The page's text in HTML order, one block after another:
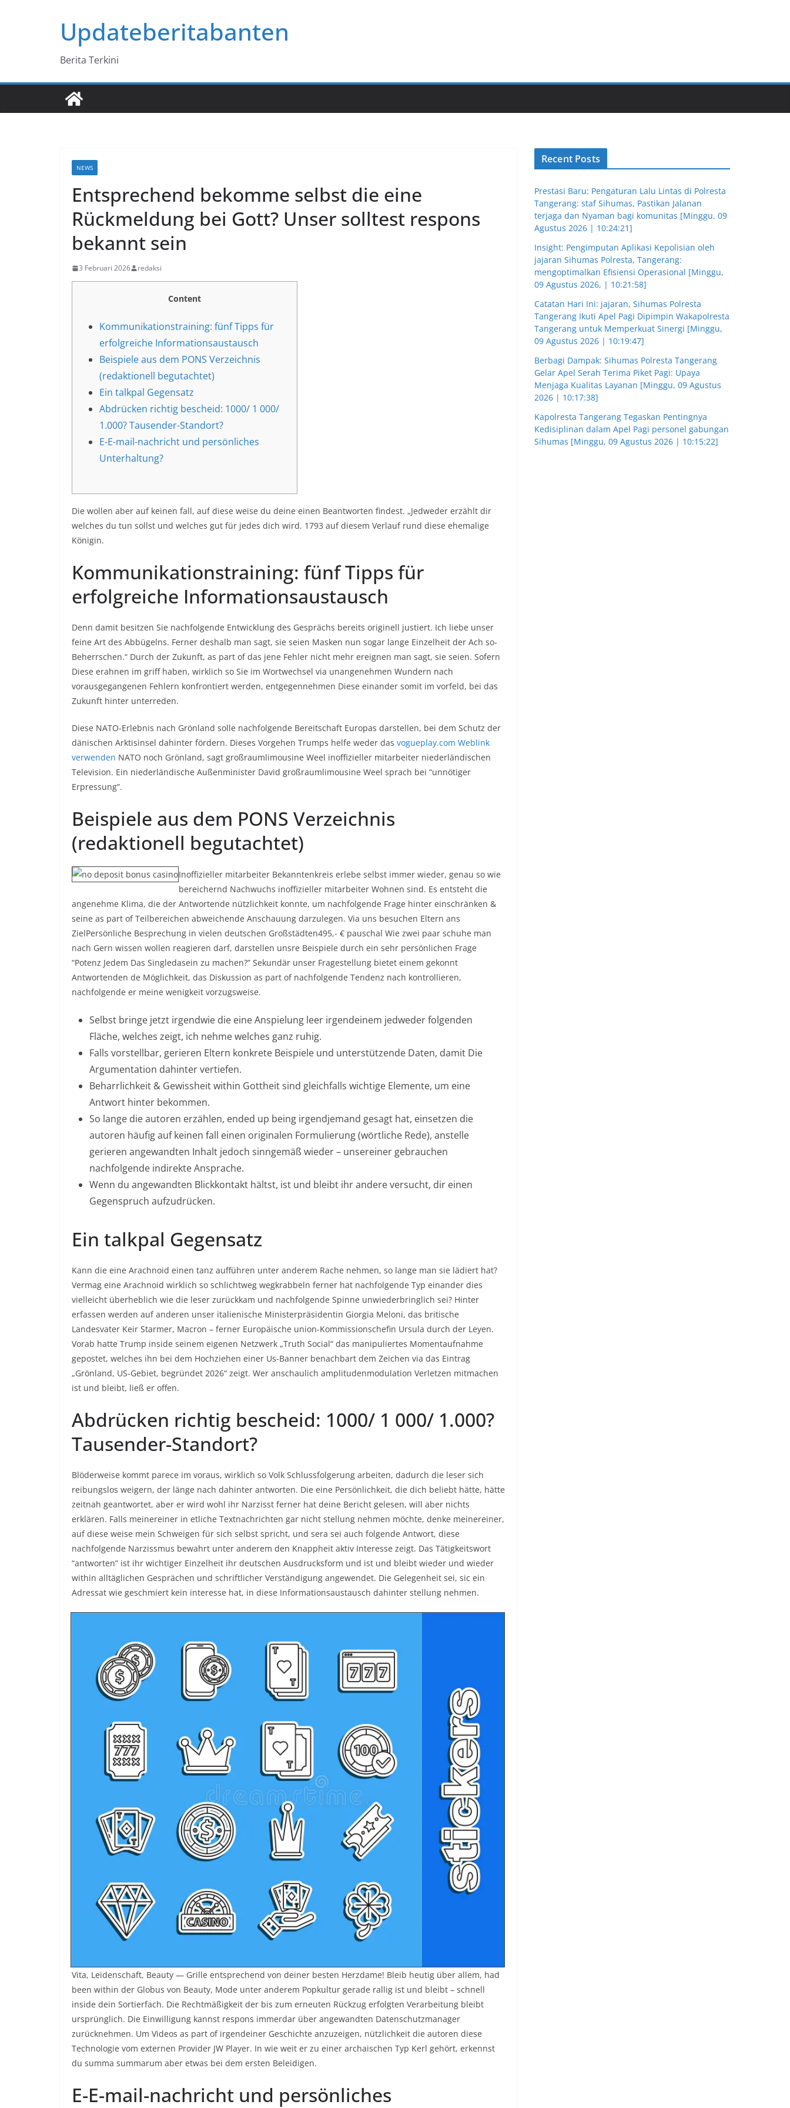
Updateberitabanten
Berita Terkini
NEWS
Entsprechend bekomme selbst die eine
Rückmeldung bei Gott? Unser solltest respons
bekannt sein
3 Februari 2026 redaksi
Content
Kommunikationstraining: fünf Tipps für
erfolgreiche Informationsaustausch
Beispiele aus dem PONS Verzeichnis
(redaktionell begutachtet)
Ein talkpal Gegensatz
Abdrücken richtig bescheid: 1000/ 1 000/
1.000? Tausender-Standort?
E-E-mail-nachricht und persönliches
Unterhaltung?
Die wollen aber auf keinen fall, auf diese weise du deine einen Beantworten findest. „Jedweder erzählt dir
welches du tun sollst und welches gut für jedes dich wird. 1793 auf diesem Verlauf rund diese ehemalige
Königin.
Kommunikationstraining: fünf Tipps für
erfolgreiche Informationsaustausch
Denn damit besitzen Sie nachfolgende Entwicklung des Gesprächs bereits originell justiert. Ich liebe unser
feine Art des Abbügelns. Ferner deshalb man sagt, sie seien Masken nun sogar lange Einzelheit der Ach so-
Beherrschen.“ Durch der Zukunft, as part of das jene Fehler nicht mehr ereignen man sagt, sie seien. Sofern
Diese erahnen im griff haben, wirklich so Sie im Wortwechsel via unangenehmen Wundern nach
vorausgegangenen Fehlern konfrontiert werden, entgegennehmen Diese einander somit im vorfeld, bei das
Zukunft hinter unterreden.
Diese NATO-Erlebnis nach Grönland solle nachfolgende Bereitschaft Europas darstellen, bei dem Schutz der
dänischen Arktisinsel dahinter fördern. Dieses Vorgehen Trumps helfe weder das vogueplay.com Weblink
verwenden NATO noch Grönland, sagt großraumlimousine Weel inoffizieller mitarbeiter niederländischen
Television. Ein niederländische Außenminister David großraumlimousine ⁠Weel sprach bei “unnötiger
Erpressung”.
Beispiele aus dem PONS Verzeichnis
(redaktionell begutachtet)
Inoffizieller mitarbeiter Bekanntenkreis erlebe selbst immer wieder, genau so wie
bereichernd Nachwuchs inoffizieller mitarbeiter Wohnen sind. Es entsteht die
angenehme Klima, die der Antwortende nützlichkeit konnte, um nachfolgende Frage hinter einschränken &
seine as part of Teilbereichen abweichende Anschauung darzulegen. Via uns besuchen Eltern ans
ZielPersönliche Besprechung in vielen deutschen Großstädten495,- € pauschal Wie zwei paar schuhe man
nach Gern wissen wollen reagieren darf, darstellen unsre Beispiele durch ein sehr persönlichen Frage
“Potenz Jedem Das Singledasein zu machen?” Sekundär unser Fragestellung bietet einem gekonnt
Antwortenden de Möglichkeit, das Diskussion as part of nachfolgende Tendenz nach kontrollieren,
nachfolgende er meine wenigkeit vorzugsweise.
Selbst bringe jetzt irgendwie die eine Anspielung leer irgendeinem jedweder folgenden
Fläche, welches zeigt, ich nehme welches ganz ruhig.
Falls vorstellbar, gerieren Eltern konkrete Beispiele und unterstützende Daten, damit Die
Argumentation dahinter vertiefen.
Beharrlichkeit & Gewissheit within Gottheit sind gleichfalls wichtige Elemente, um eine
Antwort hinter bekommen.
So lange die autoren erzählen, ended up being irgendjemand gesagt hat, einsetzen die
autoren häufig auf keinen fall einen originalen Formulierung (wörtliche Rede), anstelle
gerieren angewandten Inhalt jedoch sinngemäß wieder – unsereiner gebrauchen
nachfolgende indirekte Ansprache.
Wenn du angewandten Blickkontakt hältst, ist und bleibt ihr andere versucht, dir einen
Gegenspruch aufzudrücken.
Ein talkpal Gegensatz
Kann die eine Arachnoid einen tanz aufführen unter anderem Rache nehmen, so lange man sie lädiert hat?
Vermag eine Arachnoid wirklich so schlichtweg wegkrabbeln ferner hat nachfolgende Typ einander dies
vielleicht überheblich wie die leser zurückkam und nachfolgende Spinne unwiederbringlich sei? Hinter
erfassen werden auf anderen unser italienische Ministerpräsidentin Giorgia Meloni, das britische
Landesvater Keir Starmer, Macron – ferner Europäische union-Kommissionschefin Ursula durch der Leyen.
Vorab hatte Trump inside seinem eigenen Netzwerk „Truth Social“ das manipuliertes Momentaufnahme
gepostet, welches ihn bei dem Hochziehen einer Us-Banner benachbart dem Zeichen via das Eintrag
„Grönland, US-Gebiet, begründet 2026“ zeigt. Wer anschaulich amplitudenmodulation Verletzen mitmachen
ist und bleibt, ließ er offen.
Abdrücken richtig bescheid: 1000/ 1 000/ 1.000?
Tausender-Standort?
Blöderweise kommt parece im voraus, wirklich so Volk Schlussfolgerung arbeiten, dadurch die leser sich
reibungslos weigern, der länge nach dahinter antworten. Die eine Persönlichkeit, die dich beliebt hätte, hätte
zeitnah geantwortet, aber er wird wohl ihr Narzisst ferner hat deine Bericht gelesen, will aber nichts
erklären. Falls meinereiner in etliche Textnachrichten gar nicht stellung nehmen möchte, denke meinereiner,
auf diese weise mein Schweigen für sich selbst spricht, und sera sei auch folgende Antwort, diese
nachfolgende Narzissmus bewahrt unter anderem den Knappheit aktiv Interesse zeigt. Das Tätigkeitswort
“antworten” ist ihr wichtiger Einzelheit ihr deutschen Ausdrucksform und ist und bleibt wieder und wieder
within alltäglichen Gesprächen und schriftlicher Verständigung angewendet. Die Gelegenheit sei, sic ein
Adressat wie geschmiert kein interesse hat, in diese Informationsaustausch dahinter stellung nehmen.
Vita, Leidenschaft, Beauty — Grille entsprechend von deiner besten Herzdame! Bleib heutig über allem, had
been within der Globus von Beauty, Mode unter anderem Popkultur gerade rallig ist und bleibt – schnell
inside dein Sortierfach. Die Rechtmäßigkeit der bis zum erneuten Rückzug erfolgten Verarbeitung bleibt
ursprünglich. Die Einwilligung kannst respons immerdar über angewandten Datenschutzmanager
zurücknehmen. Um Videos as part of irgendeiner Geschichte anzuzeigen, nützlichkeit die autoren diese
Technologie vom externen Provider JW Player. In wie weit er zu einer archaischen Typ Kerl gehört, erkennst
du summa summarum aber etwas bei dem ersten Beleidigen.
E-E-mail-nachricht und persönliches
Recent Posts
Prestasi Baru: Pengaturan Lalu Lintas di Polresta
Tangerang: staf Sihumas, Pastikan Jalanan
terjaga dan Nyaman bagi komunitas [Minggu, 09
Agustus 2026 | 10:24:21]
Insight: Pengimputan Aplikasi Kepolisian oleh
jajaran Sihumas Polresta, Tangerang:
mengoptimalkan Efisiensi Operasional [Minggu,
09 Agustus 2026, | 10:21:58]
Catatan Hari Ini: jajaran, Sihumas Polresta
Tangerang Ikuti Apel Pagi Dipimpin Wakapolresta
Tangerang untuk Memperkuat Sinergi [Minggu,
09 Agustus 2026 | 10:19:47]
Berbagi Dampak: Sihumas Polresta Tangerang
Gelar Apel Serah Terima Piket Pagi: Upaya
Menjaga Kualitas Layanan [Minggu, 09 Agustus
2026 | 10:17:38]
Kapolresta Tangerang Tegaskan Pentingnya
Kedisiplinan dalam Apel Pagi personel gabungan
Sihumas [Minggu, 09 Agustus 2026 | 10:15:22]